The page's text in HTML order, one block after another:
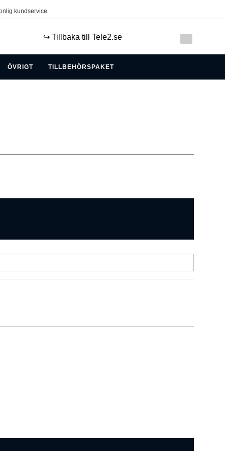
kundservice
↪️ Tillbaka till Tele2.se
ÖVRIGT TILLBEHÖRSPAKET